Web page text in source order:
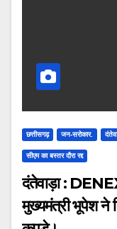
छत्तीसगढ़ जन-सरोकार.
सीएम का बस्तर दौरा रद्द
दंतेवाड़ा :
मुख्यमंत्री भूपेश ने